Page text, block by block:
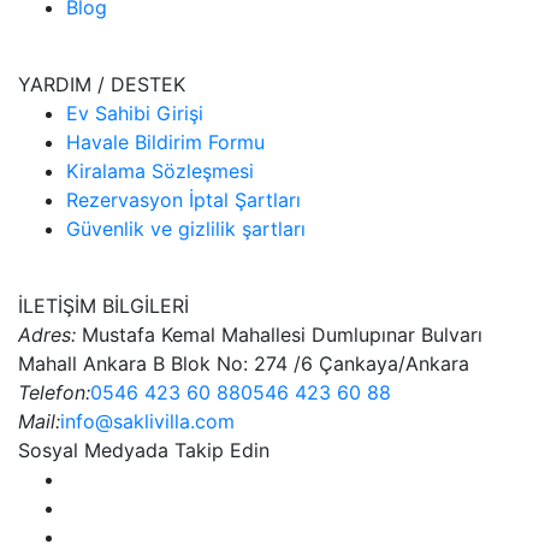
Blog
YARDIM / DESTEK
Ev Sahibi Girişi
Havale Bildirim Formu
Kiralama Sözleşmesi
Rezervasyon İptal Şartları
Güvenlik ve gizlilik şartları
İLETİŞİM BİLGİLERİ
Adres: Mustafa Kemal Mahallesi Dumlupınar Bulvarı
Mahall Ankara B Blok No: 274 /6 Çankaya/Ankara
Telefon:0546 423 60 880546 423 60 88
Mail:info@saklivilla.com
Sosyal Medyada Takip Edin